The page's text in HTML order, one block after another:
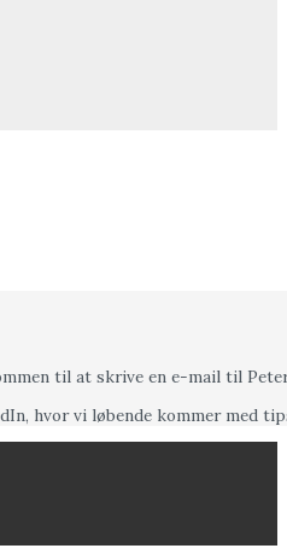
til at skrive en e-mail til
hvor vi løbende kommer med